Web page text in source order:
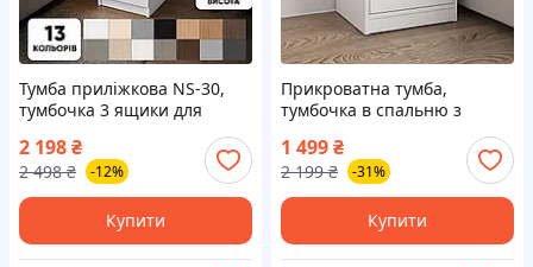
Тумба приліжкова NS-30,
тумбочка 3 ящики для
спальні, ЛДСП 40,2×40×76
см — Приліжкові тумбочки,
тумба класична в спальню
2 198₴
2 498 ₴ -12%
Купити
Прикроватна тумба,
тумбочка в спальню з
висувною шухлядою M-31
1 499₴
2 199 ₴ -31%
Купити